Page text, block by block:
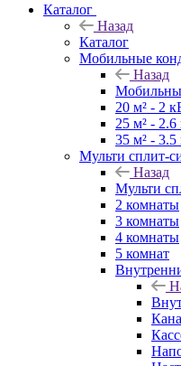
Каталог
Назад
Каталог
Мобильные
Назад
20 м² - 2
25 м² -
35 м² - 3.5
Мульти сплит-
Назад
Мульти
2 комнаты
3 комнаты
4 комнаты
5 комнат